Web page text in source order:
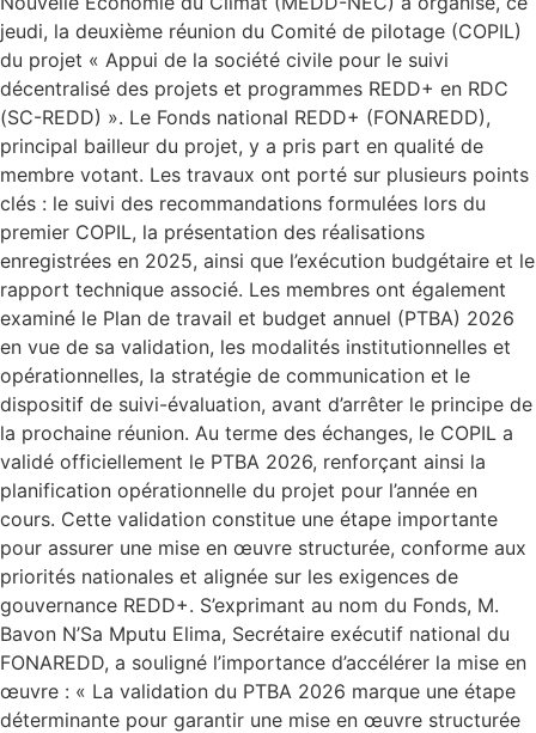
jeudi, la deuxième réunion du Comité de pilotage (COPIL)
du projet « Appui de la société civile pour le suivi
décentralisé des projets et programmes REDD+ en RDC
(SC-REDD) ». Le Fonds national REDD+ (FONAREDD),
principal bailleur du projet, y a pris part en qualité de
membre votant. Les travaux ont porté sur plusieurs points
clés : le suivi des recommandations formulées lors du
premier COPIL, la présentation des réalisations
enregistrées en 2025, ainsi que l’exécution budgétaire et le
rapport technique associé. Les membres ont également
examiné le Plan de travail et budget annuel (PTBA) 2026
en vue de sa validation, les modalités institutionnelles et
opérationnelles, la stratégie de communication et le
dispositif de suivi-évaluation, avant d’arrêter le principe de
la prochaine réunion. Au terme des échanges, le COPIL a
validé officiellement le PTBA 2026, renforçant ainsi la
planification opérationnelle du projet pour l’année en
cours. Cette validation constitue une étape importante
pour assurer une mise en œuvre structurée, conforme aux
priorités nationales et alignée sur les exigences de
gouvernance REDD+. S’exprimant au nom du Fonds, M.
Bavon N’Sa Mputu Elima, Secrétaire exécutif national du
FONAREDD, a souligné l’importance d’accélérer la mise en
œuvre : « La validation du PTBA 2026 marque une étape
déterminante pour garantir une mise en œuvre structurée